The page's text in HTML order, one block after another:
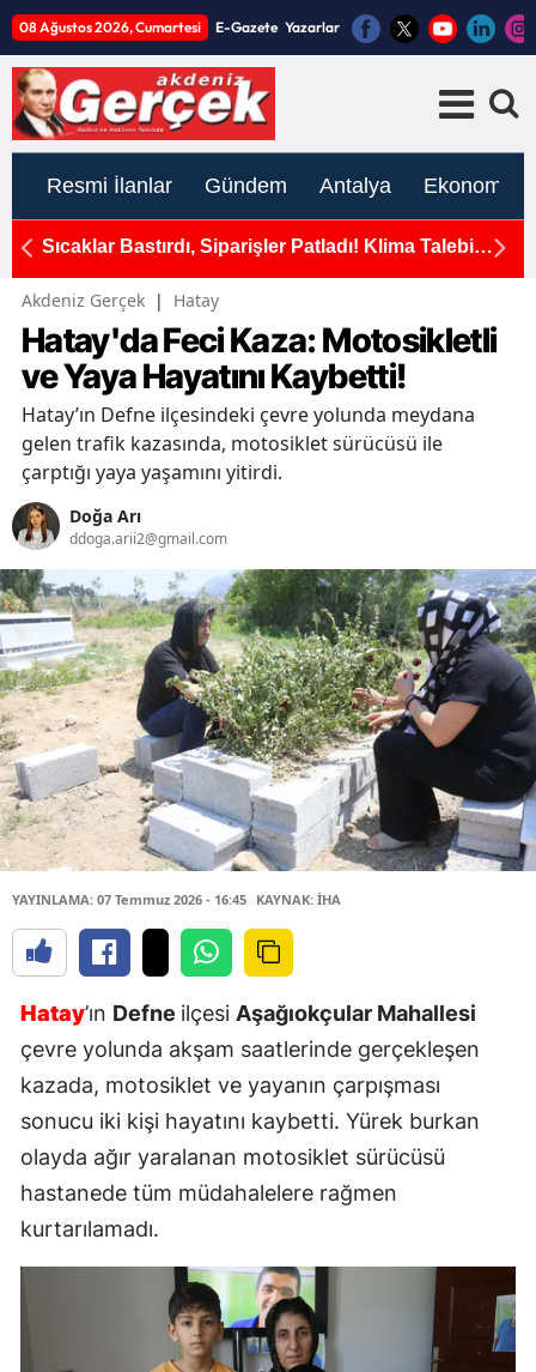
08 Ağustos 2026, Cumartesi E-Gazete Yazarlar
Resmi İlanlar Gündem Antalya Ekonomi
Sıcaklar Bastırdı, Siparişler Patladı! Klima Talebi
Akdeniz Gerçek | Hatay
Hatay'da Feci Kaza: Motosikletli
ve Yaya Hayatını Kaybetti!
Hatay’ın Defne ilçesindeki çevre yolunda meydana
gelen trafik kazasında, motosiklet sürücüsü ile
çarptığı yaya yaşamını yitirdi.
Doğa Arı
ddoga.arii2@gmail.com
YAYINLAMA: 07 Temmuz 2026 - 16:45 KAYNAK: İHA
Hatay’ın Defne ilçesi Aşağıokçular Mahallesi
çevre yolunda akşam saatlerinde gerçekleşen
kazada, motosiklet ve yayanın çarpışması
sonucu iki kişi hayatını kaybetti. Yürek burkan
olayda ağır yaralanan motosiklet sürücüsü
hastanede tüm müdahalelere rağmen
kurtarılamadı.